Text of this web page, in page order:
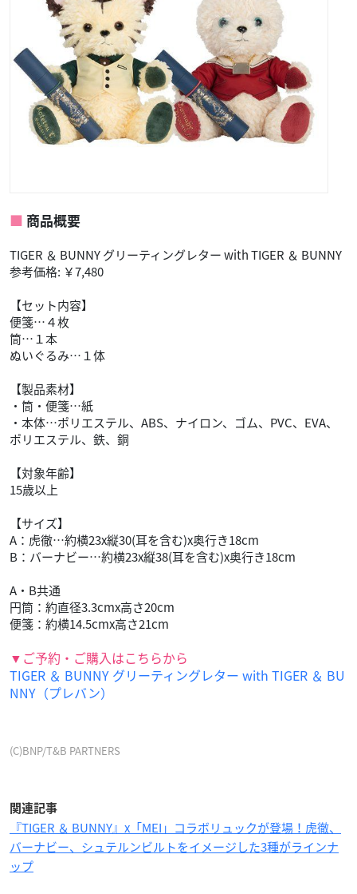
商品概要
TIGER ＆ BUNNY グリーティングレター with TIGER ＆ BUNNY
参考価格: ￥7,480
【セット内容】
便箋…４枚
筒…１本
ぬいぐるみ…１体
【製品素材】
・筒・便箋…紙
・本体…ポリエステル、ABS、ナイロン、ゴム、PVC、EVA、
ポリエステル、鉄、銅
【対象年齢】
15歳以上
【サイズ】
A：虎徹…約横23x縦30(耳を含む)x奥行き18cm
B：バーナビー…約横23x縦38(耳を含む)x奥行き18cm
A・B共通
円筒：約直径3.3cmx高さ20cm
便箋：約横14.5cmx高さ21cm
▼ご予約・ご購入はこちらから
TIGER ＆ BUNNY グリーティングレター with TIGER ＆ BU
NNY（プレバン）
(C)BNP/T&B PARTNERS
関連記事
『TIGER ＆ BUNNY』x「MEI」コラボリュックが登場！虎徹、
バーナビー、シュテルンビルトをイメージした3種がラインナ
ップ